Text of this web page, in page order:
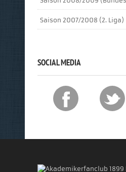
Saison 2007/2008 (2. Liga)
SOCIAL MEDIA
Akademikerfanclub